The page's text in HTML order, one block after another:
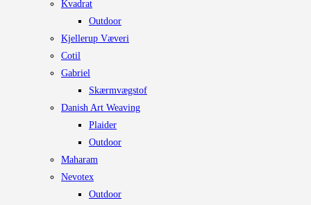
Kvadrat
Outdoor
Kjellerup Væveri
Cotil
Gabriel
Skærmvægstof
Danish Art Weaving
Plaider
Outdoor
Maharam
Nevotex
Outdoor